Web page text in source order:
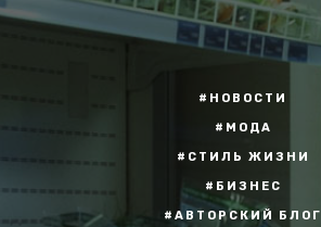
#НОВОСТИ
#МОДА
#СТИЛЬ ЖИЗНИ
#БИЗНЕС
#АВТОРСКИЙ БЛОГ